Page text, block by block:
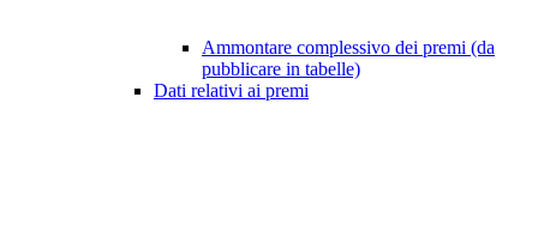
Ammontare complessivo dei premi (da
pubblicare in tabelle)
Dati relativi ai premi